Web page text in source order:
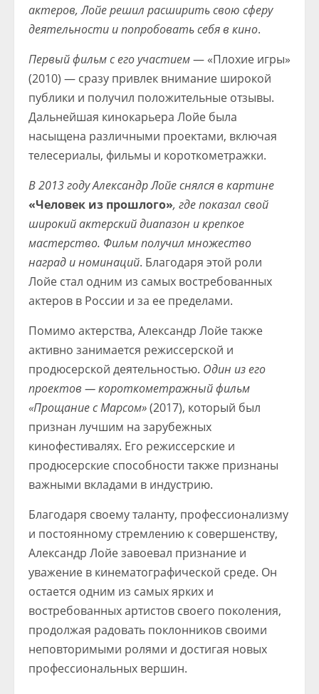
актеров, Лойе решил расширить свою сферу
деятельности и попробовать себя в кино.
Первый фильм с его участием— «Плохие игры»
(2010) — сразу привлек внимание широкой
публики и получил положительные отзывы.
Дальнейшая кинокарьера Лойе была
насыщена различными проектами, включая
телесериалы, фильмы и короткометражки.
В 2013 году Александр Лойе снялся в картине
«Человек из прошлого», где показал свой
широкий актерский диапазон и крепкое
мастерство. Фильм получил множество
наград и номинаций. Благодаря этой роли
Лойе стал одним из самых востребованных
актеров в России и за ее пределами.
Помимо актерства, Александр Лойе также
активно занимается режиссерской и
продюсерской деятельностью. Один из его
проектов — короткометражный фильм
«Прощание с Марсом»(2017), который был
признан лучшим на зарубежных
кинофестивалях. Его режиссерские и
продюсерские способности также признаны
важными вкладами в индустрию.
Благодаря своему таланту, профессионализму
и постоянному стремлению к совершенству,
Александр Лойе завоевал признание и
уважение в кинематографической среде. Он
остается одним из самых ярких и
востребованных артистов своего поколения,
продолжая радовать поклонников своими
неповторимыми ролями и достигая новых
профессиональных вершин.